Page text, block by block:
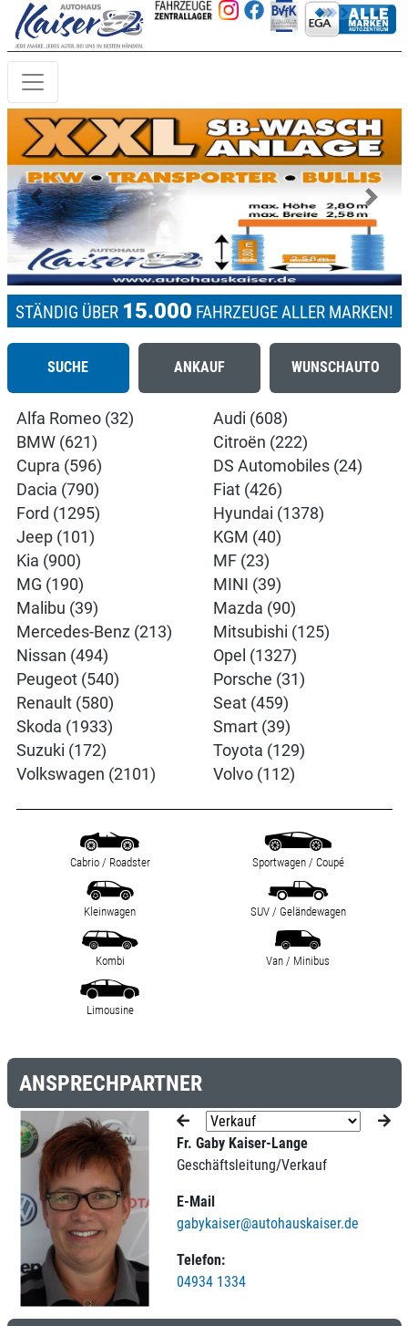
Previous Next
STÄNDIG ÜBER 15.000 FAHRZEUGE ALLER MARKEN!
SUCHE ANKAUF WUNSCHAUTO
Alfa Romeo (32)
Audi (608)
BMW (621)
Citroën (222)
Cupra (596)
DS Automobiles (24)
Dacia (790)
Fiat (426)
Ford (1295)
Hyundai (1378)
Jeep (101)
KGM (40)
Kia (900)
MF (23)
MG (190)
MINI (39)
Malibu (39)
Mazda (90)
Mercedes-Benz (213)
Mitsubishi (125)
Nissan (494)
Opel (1327)
Peugeot (540)
Porsche (31)
Renault (580)
Seat (459)
Skoda (1933)
Smart (39)
Suzuki (172)
Toyota (129)
Volkswagen (2101)
Volvo (112)
Cabrio / Roadster Sportwagen / Coupé
Kleinwagen SUV / Geländewagen
Kombi Van / Minibus
Limousine
ANSPRECHPARTNER
Fr. Gaby Kaiser-Lange
Geschäftsleitung/Verkauf
E-Mail
gabykaiser@autohauskaiser.de
Telefon:
04934 1334